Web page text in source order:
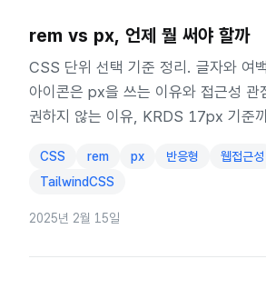
rem vs px, 언제 뭘 써야 할까
CSS 단위 선택 기준 정리. 글자와 여
아이콘은 px을 쓰는 이유와 접근성
권하지 않는 이유, KRDS 17px 기준
CSS rem px 반응형 웹접근성
TailwindCSS
2025년 2월 15일